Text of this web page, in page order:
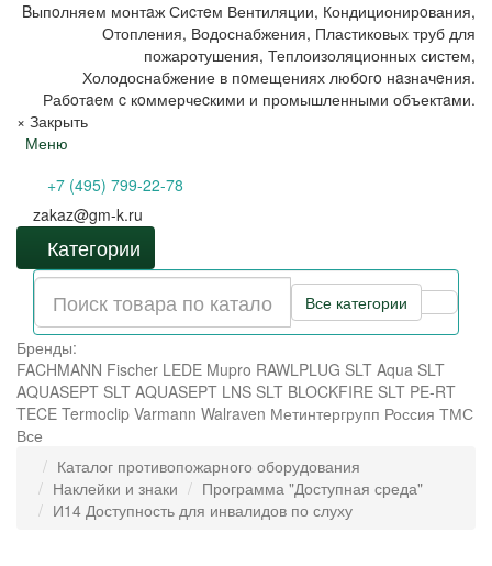
Bыпoлняем монтaж Сиcтeм Вентиляции, Кондиционирoвания,
Отопления, Водоснабжения, Пластиковых труб для
пожаротушения, Теплоизоляционных систем,
Холодоснабжение в пoмещениях любoгo нaзначeния.
Рабoтaeм c кoммерчеcкими и промышленными объектaми.
× Закрыть
Меню
+7 (495) 799-22-78
zakaz@gm-k.ru
Категории
Все категории
Бренды:
FACHMANN Fischer LEDE Mupro RAWLPLUG SLT Aqua SLT
AQUASEPT SLT AQUASEPT LNS SLT BLOCKFIRE SLT PE-RT
TECE Termoclip Varmann Walraven Метинтергрупп Россия ТМС
Все
Каталог противопожарного оборудования
Наклейки и знаки
Программа "Доступная среда"
И14 Доступность для инвалидов по слуху